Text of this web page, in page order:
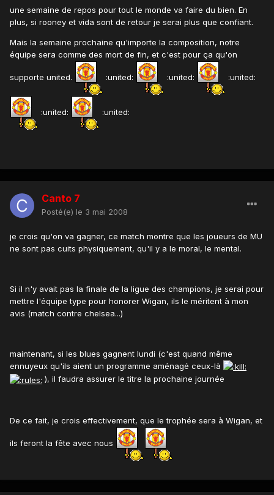
une semaine de repos pour tout le monde va faire du bien. En
plus, si rooney et vida sont de retour je serai plus que confiant.
Mais la semaine prochaine qu'importe la composition, notre
équipe sera comme des mort de fin, et c'est pour ça qu'on
supporte united. :united: :united: :united:
:united: :united:
Canto 7
Posté(e) le 3 mai 2008
je crois qu'on va gagner, ce match montre que les joueurs de MU
ne sont pas cuits physiquement, qu'il y a le moral, le mental.
Si il n'y avait pas la finale de la ligue des champions, je serai pour
mettre l'équipe type pour honorer Wigan, ils le méritent à mon
avis (match contre chelsea...)
maintenant, si les blues gagnent lundi (c'est quand même
ennuyeux qu'ils aient un programme aménagé ceux-là
), il faudra assurer le titre la prochaine journée
De ce fait, je crois effectivement, que le trophée sera à Wigan, et
ils feront la fête avec nous